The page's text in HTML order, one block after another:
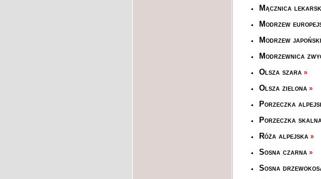
Mącznica
Modrzew
Modrzew japoński
Modrzewnica
Olsza szara »
Olsza zielona »
Porzeczka
Porzeczka
Róża alpejska »
Sosna czarna »
Sosna